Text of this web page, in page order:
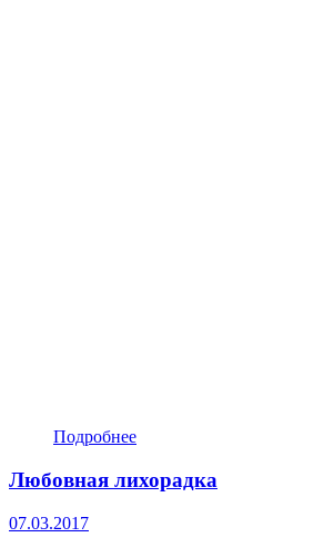
Подробнее
Любовная лихорадка
07.03.2017